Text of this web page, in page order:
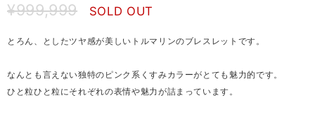
¥999,999 SOLD OUT
とろん、としたツヤ感が美しいトルマリンのブレスレットです。
なんとも言えない独特のピンク系くすみカラーがとても魅力的です。
ひと粒ひと粒にそれぞれの表情や魅力が詰まっています。